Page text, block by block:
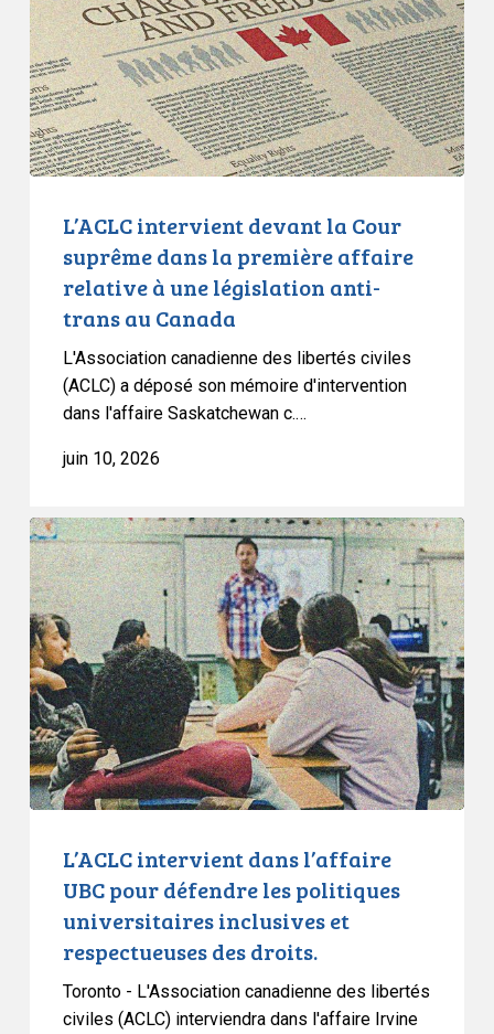
Cour
suprême
dans
la
première
affaire
législation
trans
Canada
L’ACLC intervient devant la Cour
suprême dans la première affaire
relative à une législation anti-
trans au Canada
L'Association canadienne des libertés civiles
(ACLC) a déposé son mémoire d'intervention
dans l'affaire Saskatchewan c.…
juin 10, 2026
L’ACLC
intervient
dans
l’affaire
UBC
pour
défendre
les
politiques
universitaires
droits.
L’ACLC intervient dans l’affaire
UBC pour défendre les politiques
universitaires inclusives et
respectueuses des droits.
Toronto - L'Association canadienne des libertés
civiles (ACLC) interviendra dans l'affaire Irvine